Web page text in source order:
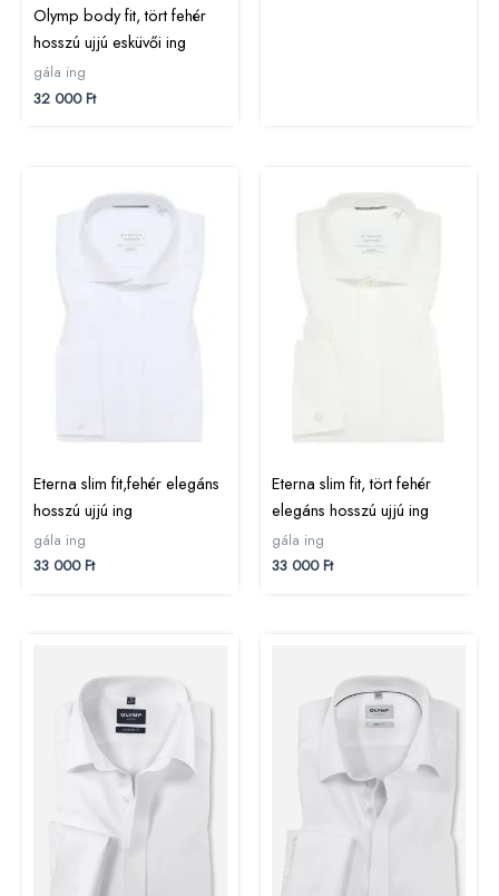
Olymp body fit, tört fehér
hosszú ujjú esküvői ing
gála ing
32 000Ft
Eterna slim fit,fehér elegáns
hosszú ujjú ing
gála ing
33 000Ft
Eterna slim fit, tört fehér
elegáns hosszú ujjú ing
gála ing
33 000Ft